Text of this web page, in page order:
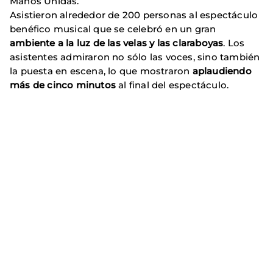
Asistieron alrededor de 200 personas al espectáculo
benéfico musical que se celebró en un gran
ambiente a la luz de las velas y las claraboyas. Los
asistentes admiraron no sólo las voces, sino también
la puesta en escena, lo que mostraron aplaudiendo
más de cinco minutos al final del espectáculo.